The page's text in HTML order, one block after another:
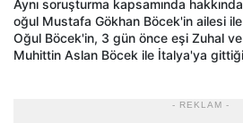
Aynı soruşturma kapsamında
oğul Mustafa Gökhan Böcek'in ailesi
Oğul Böcek'in, 3 gün önce eşi Zuhal
Muhittin Aslan Böcek ile İtalya'ya
- REKLAM -